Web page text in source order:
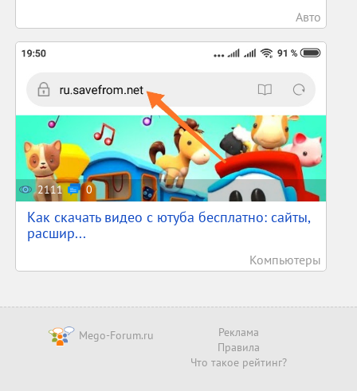
Авто
2111 0
Как скачать видео с ютуба бесплатно: сайты,
расшир...
Компьютеры
Mego-Forum.ru
Реклама
Правила
Что такое рейтинг?